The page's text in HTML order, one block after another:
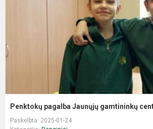
Penktokų pagalba Jaunųjų gamtininkų
Paskelbta: 2025-01-24